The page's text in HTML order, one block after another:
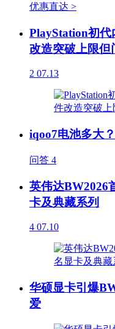
优惠直达 >
PlayStation初
改造突破上限但
2 07.13
iqoo7电池多大
问答 4
英伟达BW2026
卡及典藏系列
4 07.10
华硕显卡引爆
爱